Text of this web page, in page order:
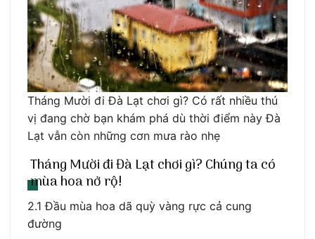
Tháng Mười đi Đà Lạt chơi gì? Có rất nhiều thú
vị đang chờ bạn khám phá dù thời điểm này Đà
Lạt vẫn còn những cơn mưa rào nhẹ
Tháng Mười đi Đà Lạt chơi gì? Chúng ta có
mùa hoa nở rộ!
2.1 Đầu mùa hoa dã quỳ vàng rực cả cung
đường